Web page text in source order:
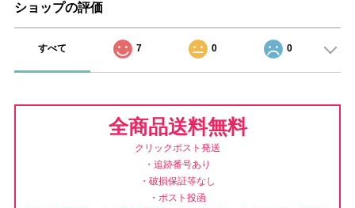
ショップの評価
すべて 7 0 0
全商品送料無料
クリックポスト発送
・追跡番号あり
・破損保証等なし
・ポスト投函